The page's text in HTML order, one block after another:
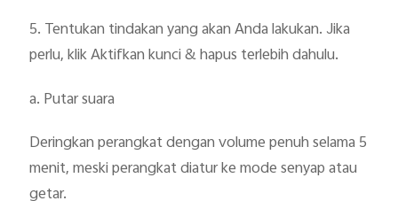
5. Tentukan tindakan yang akan Anda lakukan. Jika
perlu, klik Aktifkan kunci & hapus terlebih dahulu.
a. Putar suara
Deringkan perangkat dengan volume penuh selama 5
menit, meski perangkat diatur ke mode senyap atau
getar.